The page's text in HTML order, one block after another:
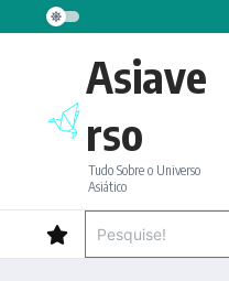
Ir para o conteúdo
Asiave
rso
Tudo Sobre o Universo
Asiático